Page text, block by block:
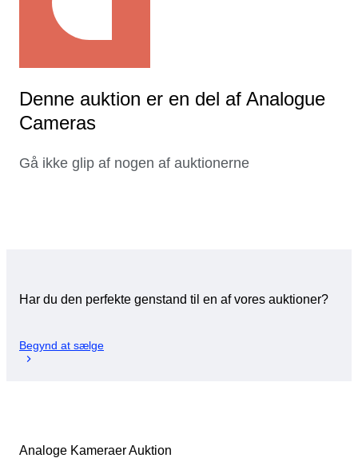
Denne auktion er en del af Analogue
Cameras
Gå ikke glip af nogen af auktionerne
Har du den perfekte genstand til en af vores auktioner?
Begynd at sælge
Analoge Kameraer Auktion